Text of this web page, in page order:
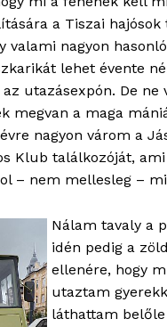
a Tiszai
valami nagyon
lehet évente
utazásexpón. De
megvan a maga
nagyon várom a
Klub találkozóját,
– nem mellesleg –
Nálam tavaly a
idén pedig a
ellenére, hogy
utaztam
láthattam belőle